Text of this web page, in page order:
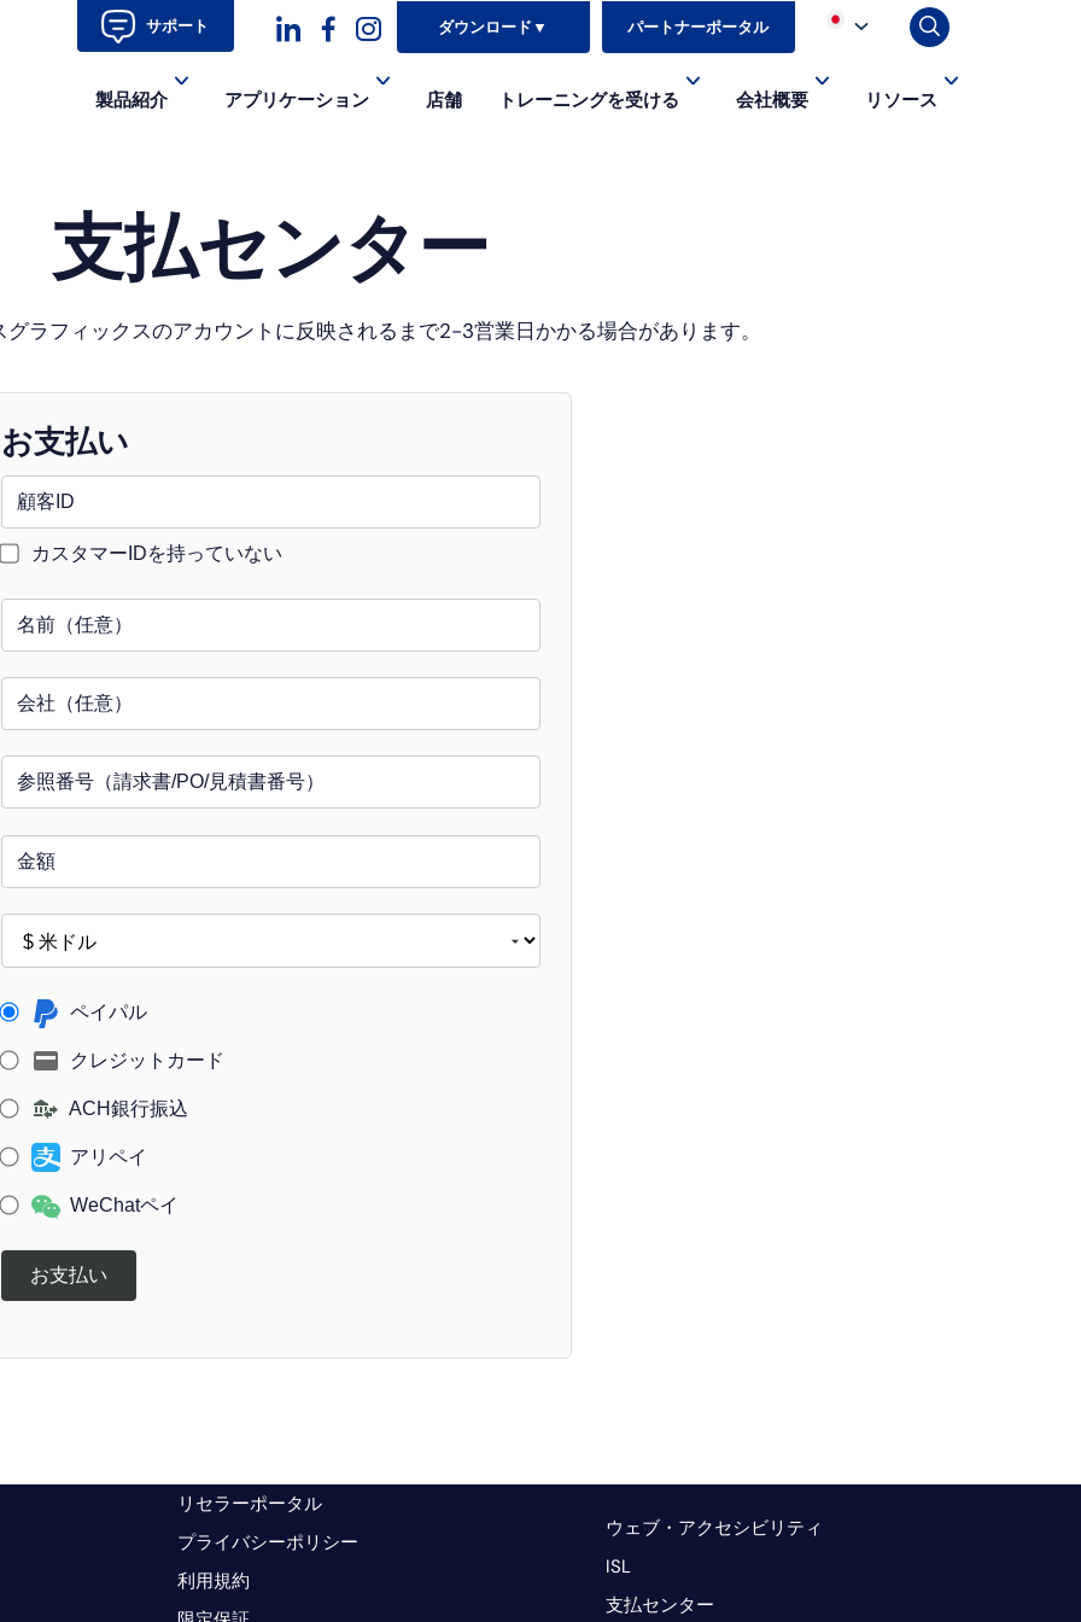
サポート
ュ
コ
ン
ュ・
フ
ェ
ア
ル
ト
ダ
ュ
ア
イ
タ
グ
ラ
ム
ダウンロード▼ パートナーポータル
製品紹介 アプリケーション 店舗 トレーニングを受ける 会社概要 リソース
支払センター
ラフィックスのアカウントに反映されるまで2-3営業日かかる場合があります。
お支払い
カスタマーIDを持っていない
ペイパル
クレジットカード
ACH銀行振込
アリペイ
WeChatペイ
お支払い
リセラーポータル
プライバシーポリシー
利用規約
ウェブ・アクセシビリティ
ISL
支払センター